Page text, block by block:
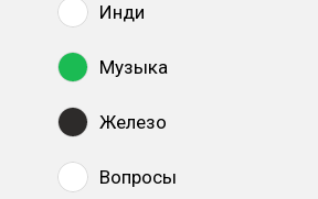
Инди
Музыка
Железо
Вопросы